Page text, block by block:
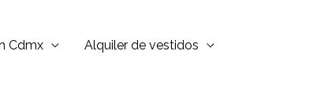
Cdmx
Alquiler de vestidos